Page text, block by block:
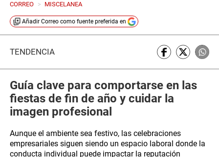
CORREO > MISCELANEA
Añadir Correo como fuente preferida en
TENDENCIA
Guía clave para comportarse en las
fiestas de fin de año y cuidar la
imagen profesional
Aunque el ambiente sea festivo, las celebraciones
empresariales siguen siendo un espacio laboral donde la
conducta individual puede impactar la reputación